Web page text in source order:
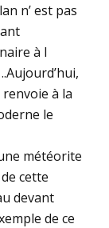
n’ est pas
à l
à la
le
météorite
cette
devant
de ce